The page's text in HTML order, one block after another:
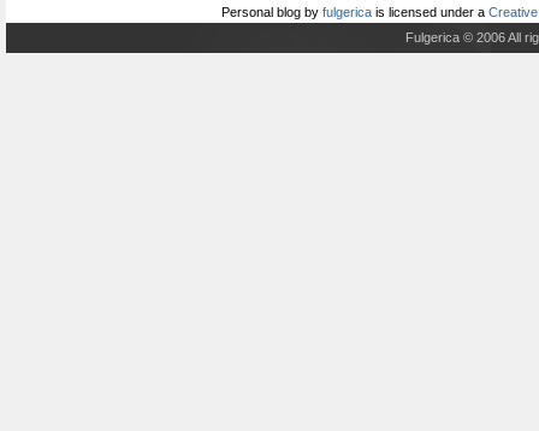
Personal blog by fulgerica is licensed under a
Fulgerica © 2006 All